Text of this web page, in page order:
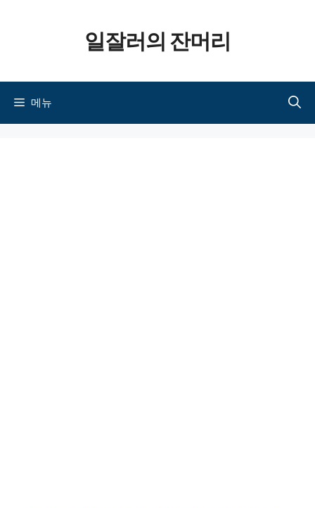
일잘러의 잔머리
메뉴